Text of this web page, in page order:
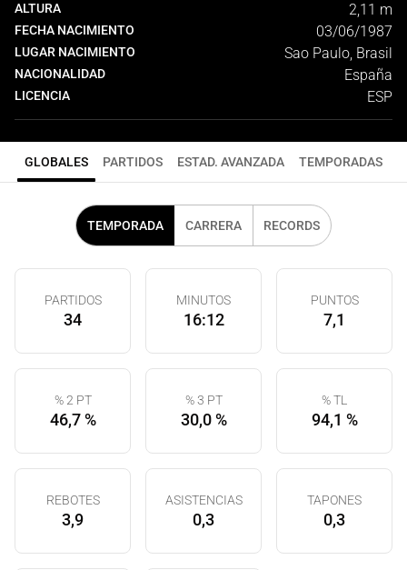
ALTURA 2,11 m
FECHA NACIMIENTO 03/06/1987
LUGAR NACIMIENTO Sao Paulo, Brasil
NACIONALIDAD España
LICENCIA ESP
GLOBALES PARTIDOS ESTAD. AVANZADA TEMPORADAS
TEMPORADA CARRERA RECORDS
PARTIDOS
34
MINUTOS
16:12
PUNTOS
7,1
% 2 PT
46,7 %
% 3 PT
30,0 %
% TL
94,1 %
REBOTES
3,9
ASISTENCIAS
0,3
TAPONES
0,3